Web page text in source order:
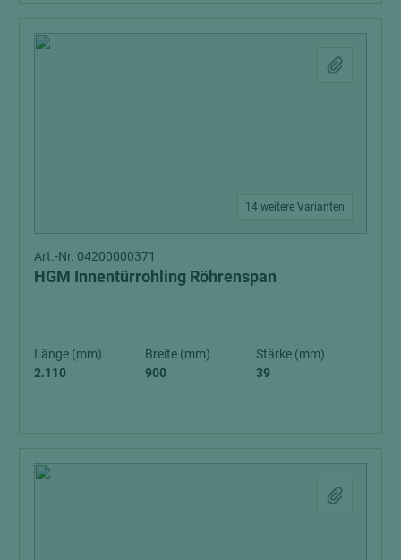
14 weitere Varianten
Art.-Nr. 04200000371
HGM Innentürrohling Röhrenspan
Länge (mm)
2.110
Breite (mm)
900
Stärke (mm)
39